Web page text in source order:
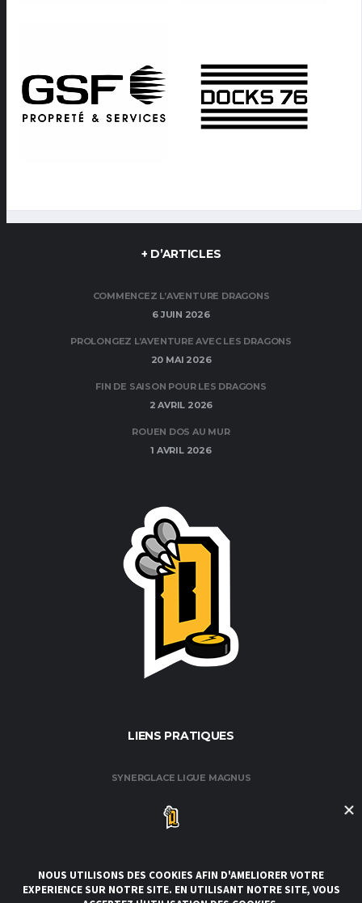
+ D’ARTICLES
COMMENCEZ L’AVENTURE DRAGONS
6 JUIN 2026
PROLONGEZ L’AVENTURE AVEC LES DRAGONS
20 MAI 2026
FIN DE SAISON POUR LES DRAGONS
2 AVRIL 2026
ROUEN DOS AU MUR
1 AVRIL 2026
LIENS PRATIQUES
SYNERGLACE LIGUE MAGNUS
FÉDÉRATION FRANÇAISE DE HOCKEY / GLACE
CLUB DE HOCKEY AMATEUR DE ROUEN
CONDITIONS GÉNÉRALES DE VENTE ET D’UTILISATION